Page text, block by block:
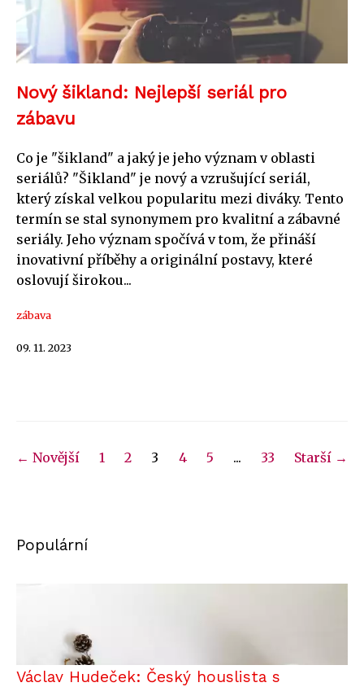
Nový šikland: Nejlepší seriál pro
zábavu
Co je "šikland" a jaký je jeho význam v oblasti
seriálů? "Šikland" je nový a vzrušující seriál,
který získal velkou popularitu mezi diváky. Tento
termín se stal synonymem pro kvalitní a zábavné
seriály. Jeho význam spočívá v tom, že přináší
inovativní příběhy a originální postavy, které
oslovují širokou...
zábava
09. 11. 2023
← Novější 1 2 3 4 5 ... 33 Starší →
Populární
Václav Hudeček: Český houslista s